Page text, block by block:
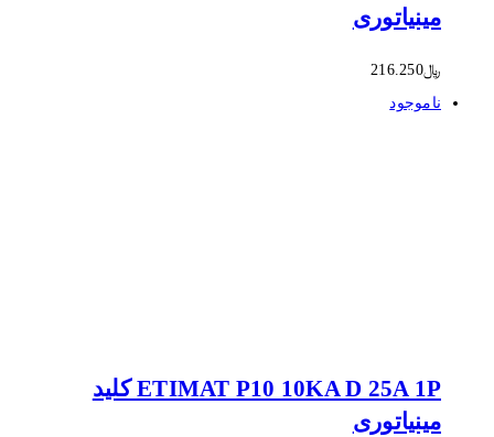
مینیاتوری
﷼216.250
ناموجود
ETIMAT P10 10KA D 25A 1P کلید
مینیاتوری